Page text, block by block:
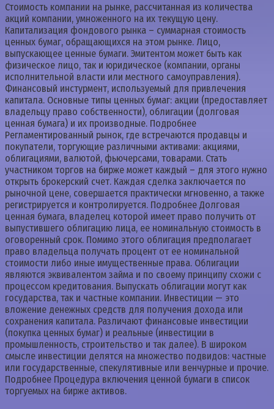
Стоимость компании на рынке, рассчитанная из количества
акций компании, умноженного на их текущую цену.
Капитализация фондового рынка – суммарная стоимость
ценных бумаг, обращающихся на этом рынке. Лицо,
выпускающее ценные бумаги. Эмитентом может быть как
физическое лицо, так и юридическое (компании, органы
исполнительной власти или местного самоуправления).
Финансовый инстурмент, используемый для привлечения
капитала. Основные типы ценных бумаг: акции (предоставляет
владельцу право собственности), облигации (долговая
ценная бумага) и их производные. Подробнее
Регламентированный рынок, где встречаются продавцы и
покупатели, торгующие различными активами: акциями,
облигациями, валютой, фьючерсами, товарами. Стать
участником торгов на бирже может каждый – для этого нужно
открыть брокерский счет. Каждая сделка заключается по
рыночной цене, совершается практически мгновенно, а также
регистрируется и контролируется. Подробнее Долговая
ценная бумага, владелец которой имеет право получить от
выпустившего облигацию лица, ее номинальную стоимость в
оговоренный срок. Помимо этого облигация предполагает
право владельца получать процент от ее номинальной
стоимости либо иные имущественные права. Облигации
являются эквивалентом займа и по своему принципу схожи с
процессом кредитования. Выпускать облигации могут как
государства, так и частные компании. Инвестиции — это
вложение денежных средств для получения дохода или
сохранения капитала. Различают финансовые инвестиции
(покупка ценных бумаг) и реальные (инвестиции в
промышленность, строительство и так далее). В широком
смысле инвестиции делятся на множество подвидов: частные
или государственные, спекулятивные или венчурные и прочие.
Подробнее Процедура включения ценной бумаги в список
торгуемых на бирже активов.